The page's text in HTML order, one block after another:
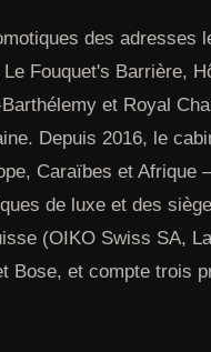
des adresses
Fouquet's Barrière,
et Royal
Depuis 2016, le
Caraïbes et Afrique
de luxe et des
(OIKO Swiss SA,
Bose, et compte trois